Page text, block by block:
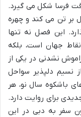
فرسا شکل می گیرد.
بر تن می کند و چهره
این فصل نه تنها
جهان است، بلکه
نشدنی در یکی از
نسیم دلپذیر سواحل
باشکوه سال نو، هر
برای روایت دارد.
سفر به دبی در این